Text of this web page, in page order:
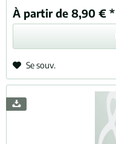
À partir de 8,90 € *
Se souv.